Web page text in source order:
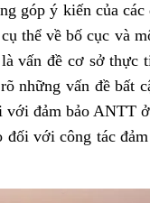
góp ý kiến của
thể về bố cục và
vấn đề cơ sở thực
những vấn đề bất
đảm bảo ANTT
đối với công tác